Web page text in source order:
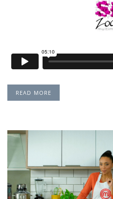
READ MORE